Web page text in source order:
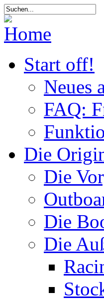
Start off!
Neues
FAQ:
Die
Die
Die
Die